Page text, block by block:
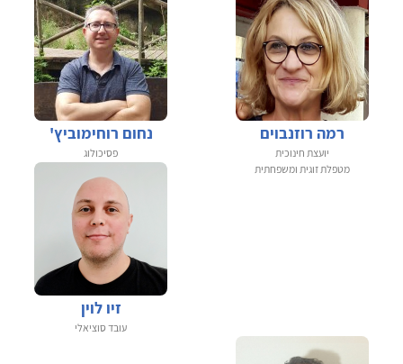
רמה רוזנבוים
יועצת חינוכית
מטפלת זוגית ומשפחתית
נחום רוחימוביץ'
פסיכולוג
זיו לוין
עובד סוציאלי